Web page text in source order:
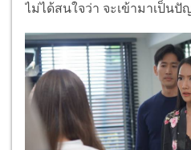
ไม่ได้สนใจว่า จะเข้ามาเป็น